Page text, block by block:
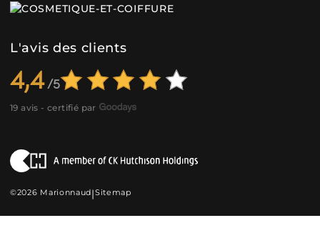
L'avis des clients
4,4
19 avis - certifié par
©2026 Marionnaud|Sitemap